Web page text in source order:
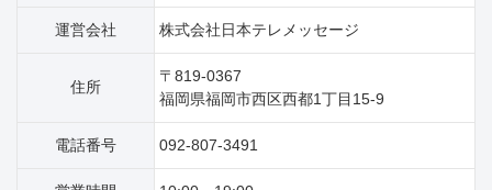
運営会社 株式会社日本テレメッセージ
住所
〒819-0367
福岡県福岡市西区西都1丁目15‐9
電話番号 092-807-3491